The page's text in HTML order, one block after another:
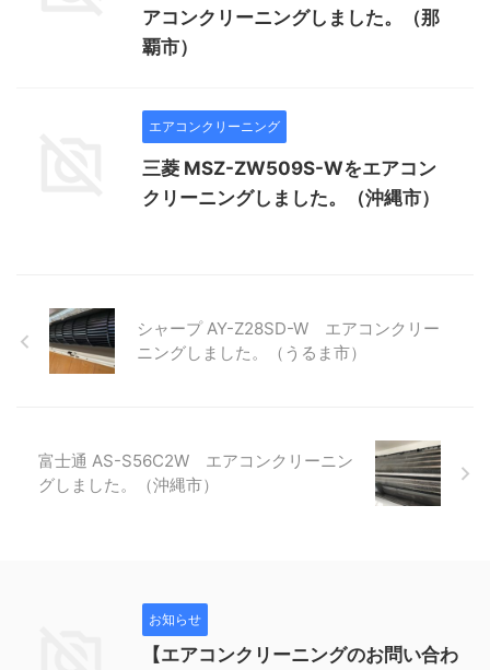
アコンクリーニングしました。（那
覇市）
エアコンクリーニング
三菱 MSZ-ZW509S-Wをエアコン
クリーニングしました。（沖縄市）
シャープ AY-Z28SD-W エアコンクリー
ニングしました。（うるま市）
富士通 AS-S56C2W エアコンクリーニン
グしました。（沖縄市）
お知らせ
【エアコンクリーニングのお問い合わ